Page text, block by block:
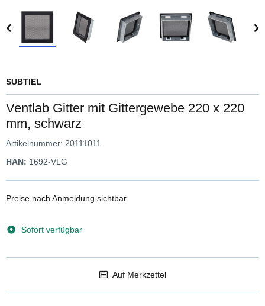
SUBTIEL
Ventlab Gitter mit Gittergewebe 220 x 220
mm, schwarz
Artikelnummer: 20111011
HAN: 1692-VLG
Preise nach Anmeldung sichtbar
Sofort verfügbar
Auf Merkzettel